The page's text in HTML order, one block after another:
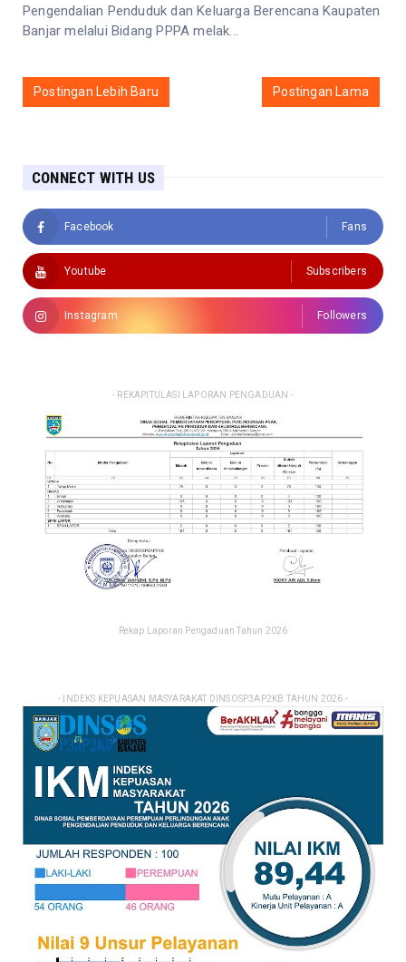
Pengendalian Penduduk dan Keluarga Berencana Kaupaten
Banjar melalui Bidang PPPA melak...
Postingan Lebih Baru Postingan Lama
CONNECT WITH US
Facebook Fans
Youtube Subscribers
Instagram Followers
- REKAPITULASI LAPORAN PENGADUAN -
Rekap Laporan Pengaduan Tahun 2026
- INDEKS KEPUASAN MASYARAKAT DINSOSP3AP2KB TAHUN 2026 -